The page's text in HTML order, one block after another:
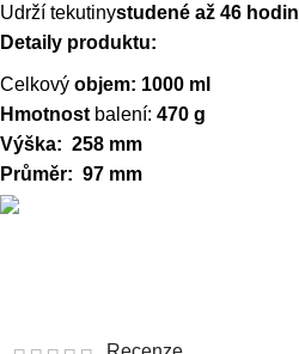
Udrží tekutinystudené až 46 hodin
Detaily produktu:
Celkový objem: 1000 ml
Hmotnost balení: 470 g
Výška: 258 mm
Průměr: 97 mm